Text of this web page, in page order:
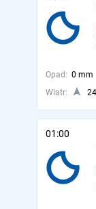
Opad: 0 mm
Wiatr:
01:00